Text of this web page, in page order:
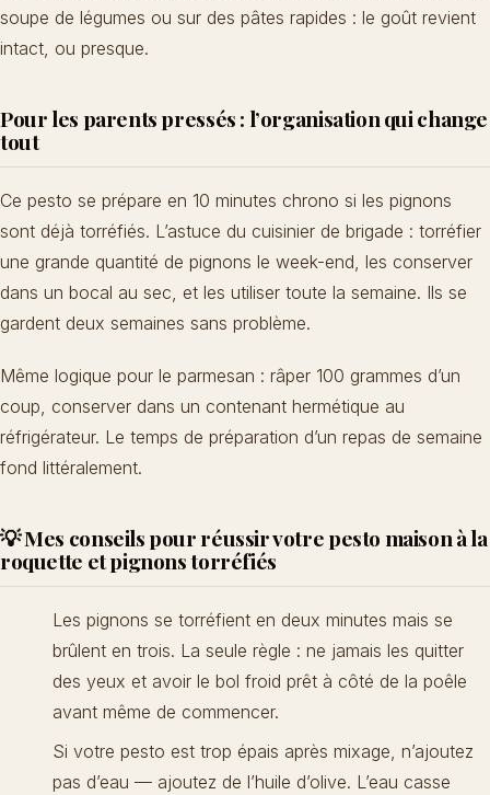
soupe de légumes ou sur des pâtes rapides : le goût revient
intact, ou presque.
Pour les parents pressés : l’organisation qui change
tout
Ce pesto se prépare en 10 minutes chrono si les pignons
sont déjà torréfiés. L’astuce du cuisinier de brigade : torréfier
une grande quantité de pignons le week-end, les conserver
dans un bocal au sec, et les utiliser toute la semaine. Ils se
gardent deux semaines sans problème.
Même logique pour le parmesan : râper 100 grammes d’un
coup, conserver dans un contenant hermétique au
réfrigérateur. Le temps de préparation d’un repas de semaine
fond littéralement.
💡 Mes conseils pour réussir votre pesto maison à la
roquette et pignons torréfiés
Les pignons se torréfient en deux minutes mais se
brûlent en trois. La seule règle : ne jamais les quitter
des yeux et avoir le bol froid prêt à côté de la poêle
avant même de commencer.
Si votre pesto est trop épais après mixage, n’ajoutez
pas d’eau — ajoutez de l’huile d’olive. L’eau casse